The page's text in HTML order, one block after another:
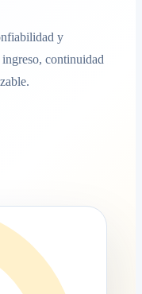
y
ingreso, continuidad